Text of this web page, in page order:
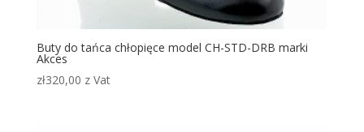
Buty do tańca chłopięce model CH-STD-DRB marki
Akces
zł320,00 z Vat